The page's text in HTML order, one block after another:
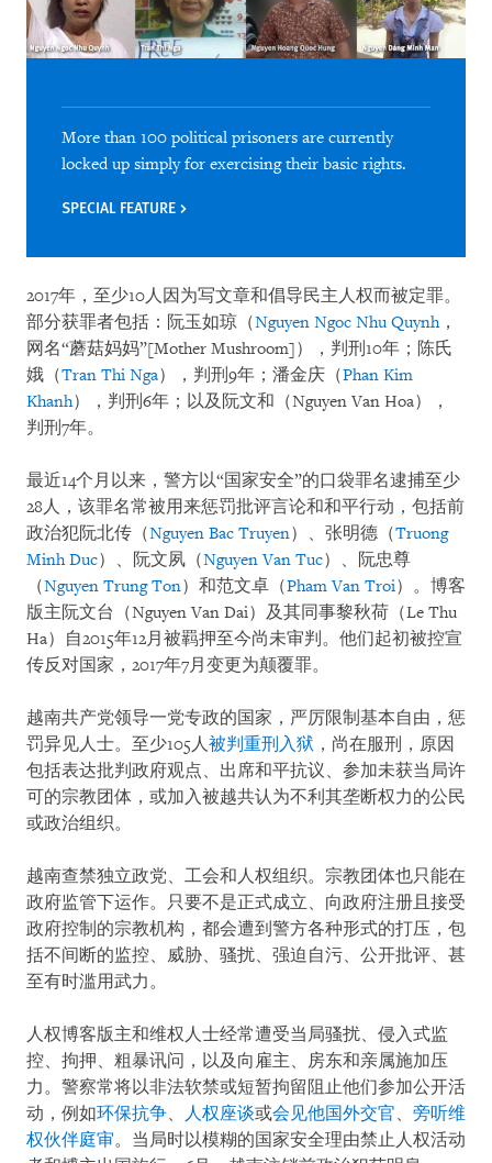
More than 100 political prisoners are currently
locked up simply for exercising their basic rights.
SPECIAL FEATURE
2017年，至少10人因为写文章和倡导民主人权而被定罪。
部分获罪者包括：阮玉如琼（Nguyen Ngoc Nhu Quynh，
网名“蘑菇妈妈”[Mother Mushroom]），判刑10年；陈氏
娥（Tran Thi Nga），判刑9年；潘金庆（Phan Kim
Khanh），判刑6年；以及阮文和（Nguyen Van Hoa），
判刑7年。
最近14个月以来，警方以“国家安全”的口袋罪名逮捕至少
28人，该罪名常被用来惩罚批评言论和和平行动，包括前
政治犯阮北传（Nguyen Bac Truyen）、张明德（Truong
Minh Duc）、阮文夙（Nguyen Van Tuc）、阮忠尊
（Nguyen Trung Ton）和范文卓（Pham Van Troi）。博客
版主阮文台（Nguyen Van Dai）及其同事黎秋荷（Le Thu
Ha）自2015年12月被羁押至今尚未审判。他们起初被控宣
传反对国家，2017年7月变更为颠覆罪。
越南共产党领导一党专政的国家，严厉限制基本自由，惩
罚异见人士。至少105人被判重刑入狱 ，尚在服刑，原因
包括表达批判政府观点、出席和平抗议、参加未获当局许
可的宗教团体，或加入被越共认为不利其垄断权力的公民
或政治组织。
越南查禁独立政党、工会和人权组织。宗教团体也只能在
政府监管下运作。只要不是正式成立、向政府注册且接受
政府控制的宗教机构，都会遭到警方各种形式的打压，包
括不间断的监控、威胁、骚扰、强迫自污、公开批评、甚
至有时滥用武力。
人权博客版主和维权人士经常遭受当局骚扰、侵入式监
控、拘押、粗暴讯问，以及向雇主、房东和亲属施加压
力。警察常将以非法软禁或短暂拘留阻止他们参加公开活
动，例如环保抗争、 人权座谈或会见他国外交官、 旁听维
权伙伴庭审。当局时以模糊的国家安全理由禁止人权活动